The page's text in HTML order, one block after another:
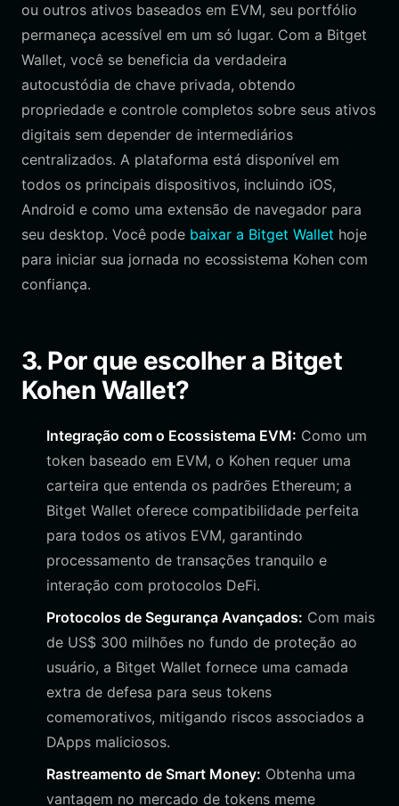
ou outros ativos baseados em EVM, seu portfólio
permaneça acessível em um só lugar. Com a Bitget
Wallet, você se beneficia da verdadeira
autocustódia de chave privada, obtendo
propriedade e controle completos sobre seus ativos
digitais sem depender de intermediários
centralizados. A plataforma está disponível em
todos os principais dispositivos, incluindo iOS,
Android e como uma extensão de navegador para
seu desktop. Você pode baixar a Bitget Wallet hoje
para iniciar sua jornada no ecossistema Kohen com
confiança.
3. Por que escolher a Bitget
Kohen Wallet?
Integração com o Ecossistema EVM: Como um
token baseado em EVM, o Kohen requer uma
carteira que entenda os padrões Ethereum; a
Bitget Wallet oferece compatibilidade perfeita
para todos os ativos EVM, garantindo
processamento de transações tranquilo e
interação com protocolos DeFi.
Protocolos de Segurança Avançados: Com mais
de US$ 300 milhões no fundo de proteção ao
usuário, a Bitget Wallet fornece uma camada
extra de defesa para seus tokens
comemorativos, mitigando riscos associados a
DApps maliciosos.
Rastreamento de Smart Money: Obtenha uma
vantagem no mercado de tokens meme